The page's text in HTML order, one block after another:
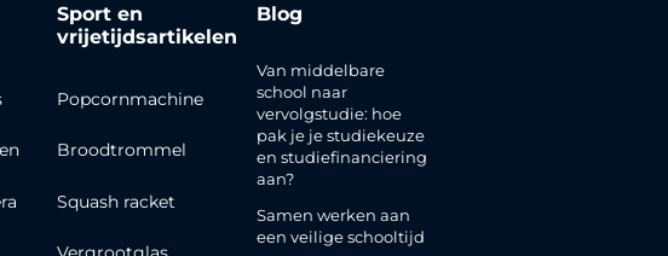
Sport en
vrijetijdsartikelen
Popcornmachine
Broodtrommel
Squash racket
Blog
Van middelbare
school naar
vervolgstudie: hoe
pak je je studiekeuze
en studiefinanciering
aan?
Samen werken aan
een veilige schooltijd